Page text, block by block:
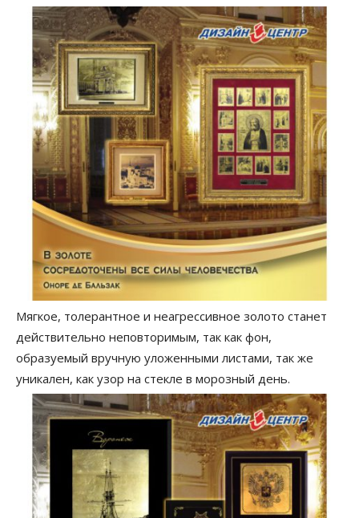
Мягкое, толерантное и неагрессивное золото станет
действительно неповторимым, так как фон,
образуемый вручную уложенными листами, так же
уникален, как узор на стекле в морозный день.